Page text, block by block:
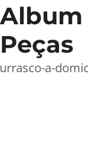
Album
Peças